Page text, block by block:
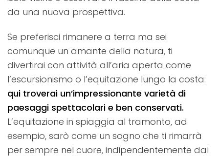
da una nuova prospettiva.
Se preferisci rimanere a terra ma sei
comunque un amante della natura, ti
divertirai con attività all’aria aperta come
l’escursionismo o l’equitazione lungo la costa:
qui troverai un’impressionante varietà di
paesaggi spettacolari e ben conservati.
L’equitazione in spiaggia al tramonto, ad
esempio, sarò come un sogno che ti rimarrà
per sempre nel cuore, indipendentemente dal